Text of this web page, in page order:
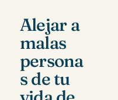
Alejar a
malas
persona
s de tu